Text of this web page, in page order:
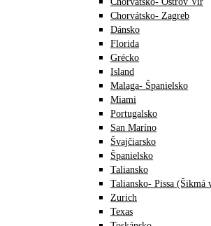
Chorvátsko- Zagreb
Dánsko
Florida
Grécko
Island
Malaga- Španielsko
Miami
Portugalsko
San Maríno
Švajčiarsko
Španielsko
Taliansko
Taliansko- Pissa (Šikmá
Zurich
Texas